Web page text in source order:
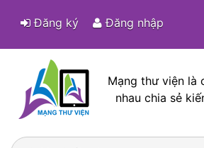
Đăng ký Đăng nhập
Mạng thư viện là
nhau chia sẻ